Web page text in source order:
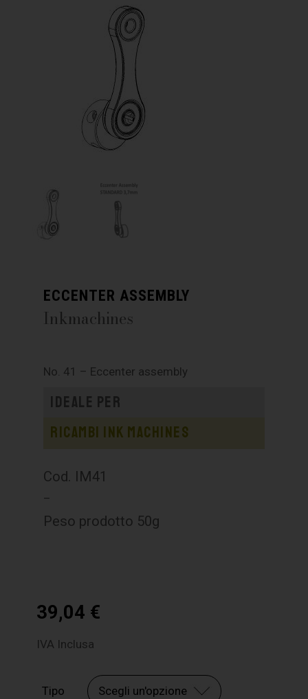
ECCENTER ASSEMBLY
Inkmachines
No. 41 – Eccenter assembly
Ideale per
Ricambi Ink Machines
Cod. IM41
–
Peso prodotto 50g
39,04 €
IVA Inclusa
Tipo